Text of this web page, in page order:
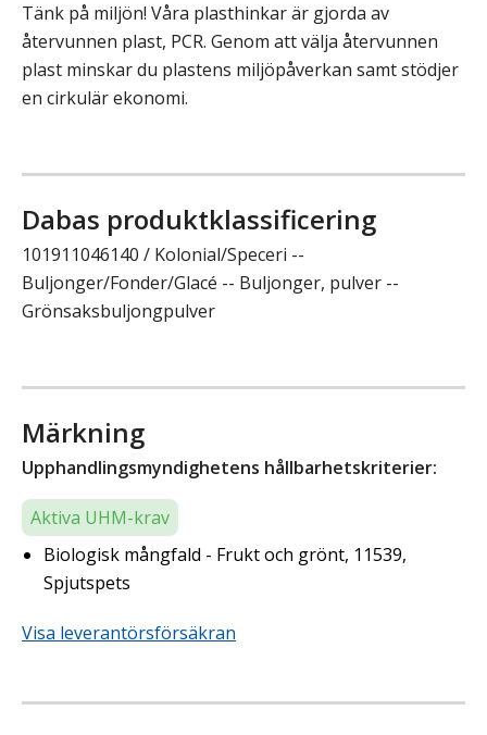
Tänk på miljön! Våra plasthinkar är gjorda av
återvunnen plast, PCR. Genom att välja återvunnen
plast minskar du plastens miljöpåverkan samt stödjer
en cirkulär ekonomi.
Dabas produktklassificering
101911046140 / Kolonial/Speceri --
Buljonger/Fonder/Glacé -- Buljonger, pulver --
Grönsaksbuljongpulver
Märkning
Upphandlingsmyndighetens hållbarhetskriterier:
Aktiva UHM-krav
Biologisk mångfald - Frukt och grönt, 11539,
Spjutspets
Visa leverantörsförsäkran